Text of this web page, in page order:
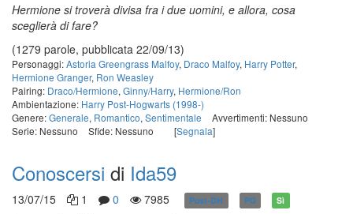
Hermione si troverà divisa fra i due uomini, e allora, cosa
sceglierà di fare?
(1279 parole, pubblicata 22/09/13)
Personaggi:Astoria Greengrass Malfoy, Draco Malfoy, Harry Potter,
Hermione Granger, Ron Weasley
Pairing: Draco/Hermione, Ginny/Harry, Hermione/Ron
Ambientazione: Harry Post-Hogwarts (1998-)
Genere:Generale, Romantico, Sentimentale
Avvertimenti: Nessuno
Serie: Nessuno
Sfide: Nessuno [Segnala]
Conoscersi di Ida59
13/07/15 1 0 7985 Post-DH PG Sì